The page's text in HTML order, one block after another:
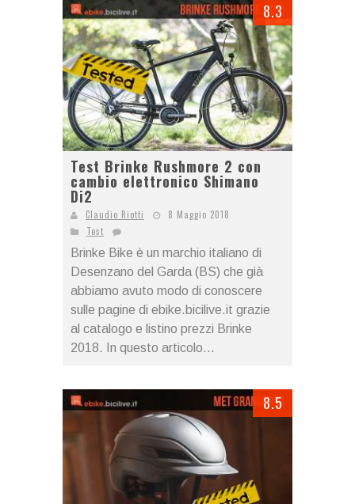
8.3
Test Brinke Rushmore 2 con
cambio elettronico Shimano
Di2
Claudio Riotti
8 Maggio 2018
Test
Brinke Bike è un marchio italiano di
Desenzano del Garda (BS) che già
abbiamo avuto modo di conoscere
sulle pagine di ebike.bicilive.it grazie
al catalogo e listino prezzi Brinke
2018. In questo articolo...
8.5